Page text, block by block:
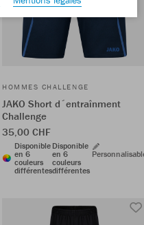
HOMMES CHALLENGE
JAKO Short d´entraînment
Challenge
35,00 CHF
Disponible
en 6
couleurs
différentes
Disponible
en 6
couleurs
différentes